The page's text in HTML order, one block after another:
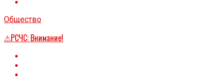
Общество
⚠РСЧС: Внимание!